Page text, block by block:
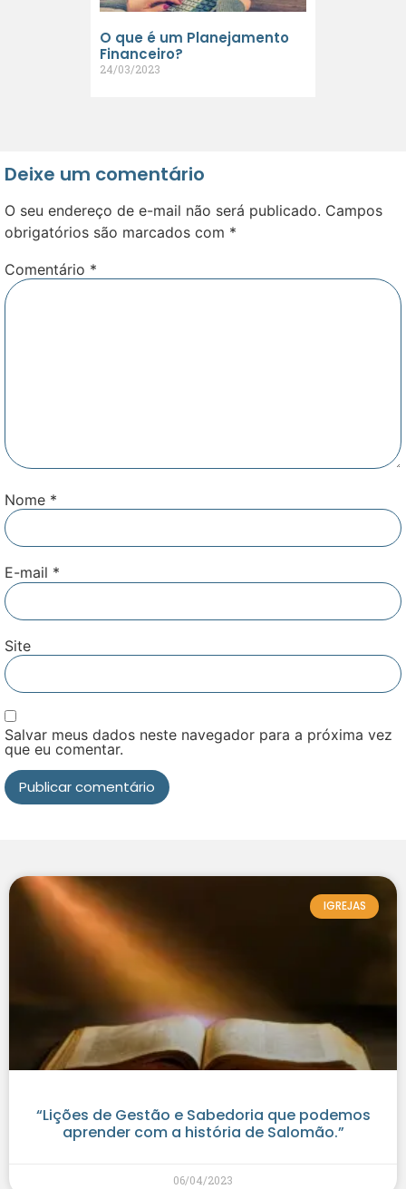
O que é um Planejamento
Financeiro?
24/03/2023
Deixe um comentário
O seu endereço de e-mail não será publicado. Campos
obrigatórios são marcados com *
Comentário *
Nome *
E-mail *
Site
Salvar meus dados neste navegador para a próxima vez
que eu comentar.
IGREJAS
“Lições de Gestão e Sabedoria que podemos
aprender com a história de Salomão.”
06/04/2023